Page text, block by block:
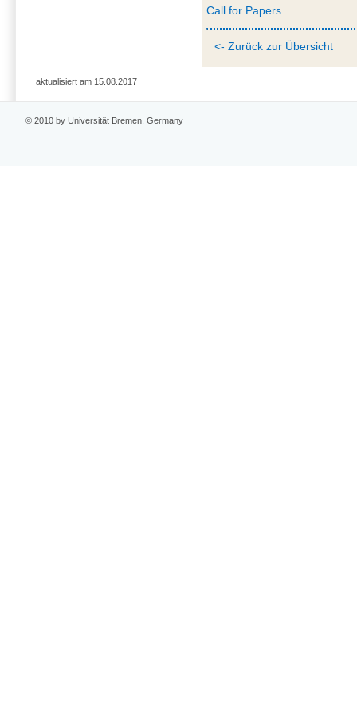
Call for Papers
<- Zurück zur Übersicht
aktualisiert am 15.08.2017
© 2010 by Universität Bremen, Germany